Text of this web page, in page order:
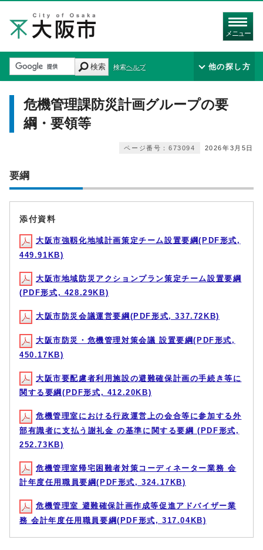
メニュー
検索 検索ヘルプ 他の探し方
危機管理課防災計画グループの要
綱・要領等
2026年3月5日
ページ番号：673094
要綱
添付資料
大阪市強靱化地域計画策定チーム設置要綱(PDF形式,
449.91KB)
大阪市地域防災アクションプラン策定チーム設置要綱
(PDF形式, 428.29KB)
大阪市防災会議運営要綱(PDF形式, 337.72KB)
大阪市防災・危機管理対策会議 設置要綱(PDF形式,
450.17KB)
大阪市要配慮者利用施設の避難確保計画の手続き等に
関する要綱(PDF形式, 412.20KB)
危機管理室における行政運営上の会合等に参加する外
部有識者に支払う謝礼金 の基準に関する要綱 (PDF形式,
252.73KB)
危機管理室帰宅困難者対策コーディネーター業務 会
計年度任用職員要綱(PDF形式, 324.17KB)
危機管理室 避難確保計画作成等促進アドバイザー業
務 会計年度任用職員要綱(PDF形式, 317.04KB)